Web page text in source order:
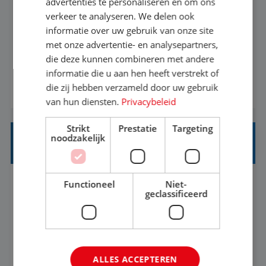
Met jouw ervaring in de reisbranche of
achtergrond in toerisme ben je klaar voor de
volgende stap. Vanaf je stoel reis je de hele
wereld over en speel je moeiteloos in op de
wensen van je team, je klant en wat er in de
reiswereld gebeurt. Met je enthousiasme weet je
klanten te overtuigen om die droomreis te
boeken! ...
BEKIJK VACATURE
REISADVISEUR JUNIOR
Bunschoten-Spakenburg, Utrecht, Nederland
MBO
achtergrond in toerisme ben je klaar voor de
verkeer te analyseren. We delen ook
informatie over uw gebruik van onze site
met onze advertentie- en analysepartners,
die deze kunnen combineren met andere
informatie die u aan hen heeft verstrekt of
die zij hebben verzameld door uw gebruik
van hun diensten. Privacybeleid
Strikt
noodzakelijk
Prestatie Targeting
Functioneel
Niet-
geclassificeerd
ALLES ACCEPTEREN